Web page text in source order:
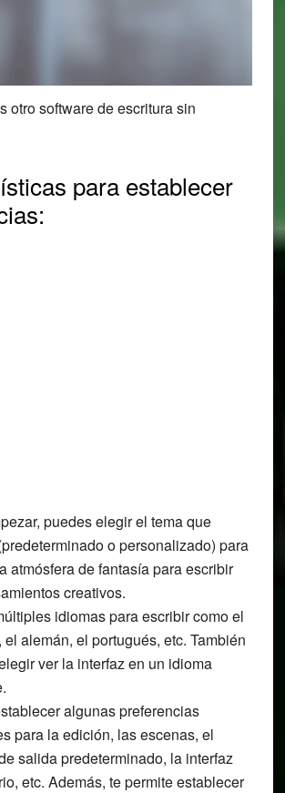
otro software de escritura sin
para establecer
puedes elegir el tema que
o personalizado) para
atmósfera de fantasía para escribir
creativos.
idiomas para escribir como el
alemán, el portugués, etc. También
ver la interfaz en un idioma
algunas preferencias
para la edición, las escenas, el
salida predeterminado, la interfaz
etc. Además, te permite establecer